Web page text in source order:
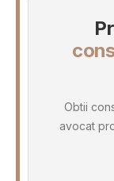
Obtii
avocat